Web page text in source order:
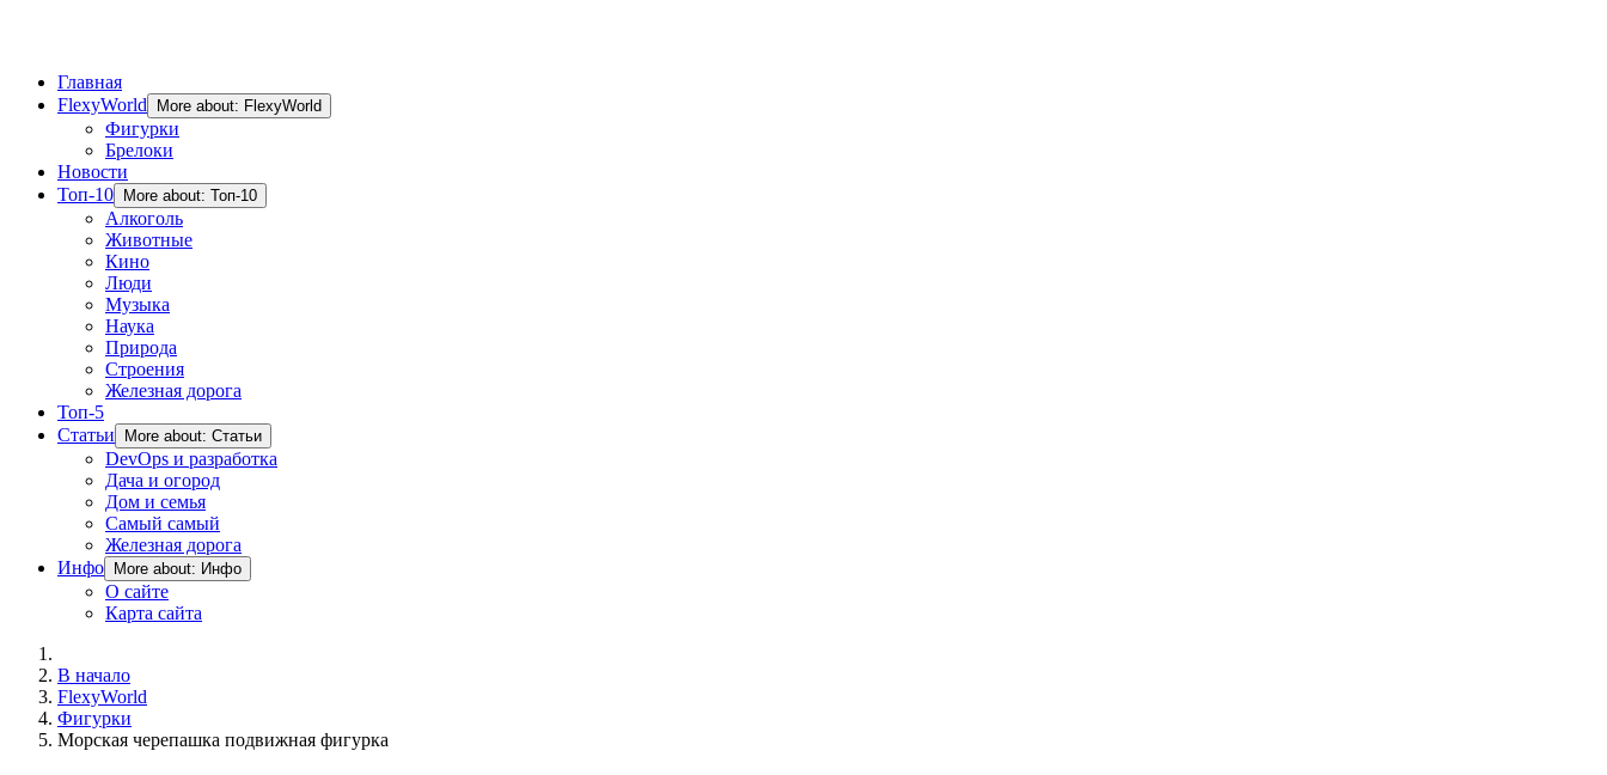
Главная
FlexyWorld
More about: FlexyWorld
Фигурки
Брелоки
Новости
Топ-10
More about: Топ-10
Алкоголь
Животные
Кино
Люди
Музыка
Наука
Природа
Строения
Железная дорога
Топ-5
Статьи
More about: Статьи
DevOps и разработка
Дача и огород
Дом и семья
Самый самый
Железная дорога
Инфо
More about: Инфо
О сайте
Карта сайта
В начало
FlexyWorld
Фигурки
Морская черепашка подвижная фигурка